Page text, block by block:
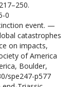
0
event. —
catastrophes
on impacts,
of America
Boulder,
spe247-p577